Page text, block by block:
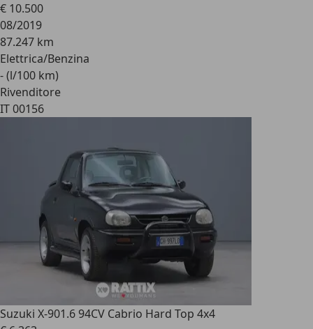
€ 10.500
08/2019
87.247 km
Elettrica/Benzina
- (l/100 km)
Rivenditore
IT 00156
Suzuki X-901.6 94CV Cabrio Hard Top 4x4